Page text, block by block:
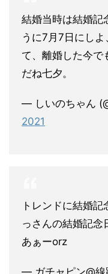
結婚当時は結婚記
うに7月7日にし
て、離婚した今で
だね七夕。
— しいのちゃん
2021
トレンドに結婚
っさんの結婚記念
あぁーorz
— ガチャピン@線